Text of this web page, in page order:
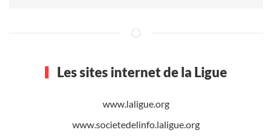
Les sites internet de la Ligue
www.laligue.org
www.societedelinfo.laligue.org